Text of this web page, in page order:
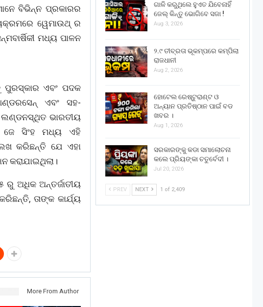
ବିଭିନ୍ନ ପ୍ରକାରର
ୱେମାଉଥ୍ ର
ମଧ୍ୟ ପାଳନ
ଏବଂ ପଦକ
ଏବଂ ସହ-
ଭାରତୀୟ
ଜେ ସିଂହ ମଧ୍ୟ ଏହି
କରିଛନ୍ତି ଯେ ଏହା
କରାଯାଇଥିଲା।
ରୁ ଅଧିକ ଅନ୍ତର୍ଜାତୀୟ
ତାଙ୍କ କାର୍ଯ୍ୟ
More From Author
ଗାଳି କରୁଥିଲେ ହୁଏତ ଯିବେନାହିଁ
ଜେଲ୍ କିନ୍ତୁ ଭୋଗିବେ ସଜା !
Aug 3, 2026
୨.୯ ତୀବ୍ରତା ଭୂକମ୍ପରେ କମ୍ପିଲା
ରାଜଧାନୀ
Aug 2, 2026
ହୋଟେଲ ରେଷ୍ଟୁରାଣ୍ଟ ଓ
ଅନ୍ୟାନ ପ୍ରତିଷ୍ଠାନ ପାଇଁ ବଡ
ଖବର ।
Aug 1, 2026
ସରକାରଙ୍କୁ କଡା ସମାଲୋଚନା
କଲେ ପ୍ରିୟଙ୍କା ଚତୁର୍ବେଦୀ ।
Jul 20, 2026
PREV NEXT 1 of 2,409